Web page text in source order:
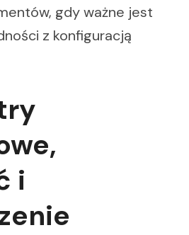
gdy ważne jest
z konfiguracją
i